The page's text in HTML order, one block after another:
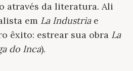
através da literatura. Ali
em La Industriae
êxito: estrear sua obra La
do Inca).